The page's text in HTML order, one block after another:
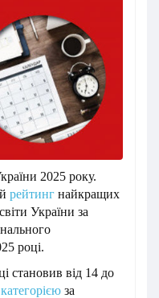
2025 року.
рейтинг найкращих
України за
році.
становив від 14 до
категорією за